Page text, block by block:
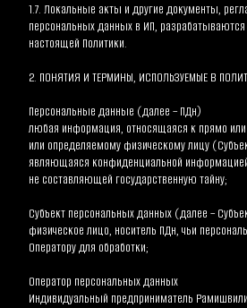
1.7. Локальные акты и другие документы,
персональных данных в ИП,
настоящей Политики.
2. ПОНЯТИЯ И ТЕРМИНЫ, ИСПОЛЬЗУЕМЫЕ В
Персональные данные (далее – ПДн)
любая информация, относящаяся к прямо
или определяемому физическому лицу
являющаяся конфиденциальной информацией
не составляющей государственную тайну;
Субъект персональных данных (далее –
физическое лицо, носитель ПДн, чьи
Оператору для обработки;
Оператор персональных данных
Индивидуальный предприниматель